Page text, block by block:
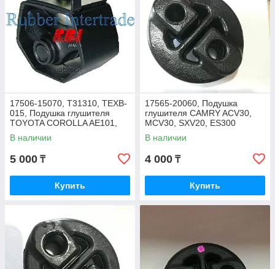
17506-15070, T31310, TEXB-
015, Подушка глушителя
TOYOTA COROLLA AE101,
SPRINTER/CARIB 91-02, RBI
В наличии
5 000 ₸
Купить
17565-20060, Подушка
глушителя CAMRY ACV30,
MCV30, SXV20, ES300
MCV20, JAPAN
В наличии
4 000 ₸
Купить